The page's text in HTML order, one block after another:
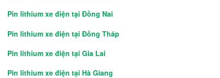
Pin lithium xe điện tại Đồng Nai
Pin lithium xe điện tại Đồng Tháp
Pin lithium xe điện tại Gia Lai
Pin lithium xe điện tại Hà Giang